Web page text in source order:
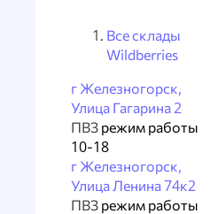
Все склады
Wildberries
г Железногорск,
Улица Гагарина 2
ПВЗ режим работы
10-18
г Железногорск,
Улица Ленина 74к2
ПВЗ режим работы